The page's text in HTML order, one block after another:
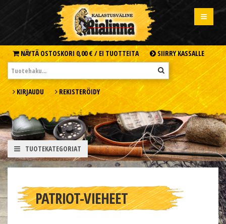
NÄYTÄ OSTOSKORI 0,00 € / EI TUOTTEITA SIIRRY KASSALLE
KIRJAUDU REKISTERÖIDY
TUOTEKATEGORIAT
PATRIOT-VIEHEET